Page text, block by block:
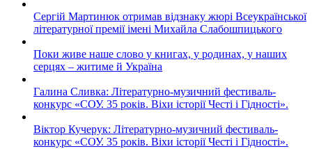
Сергій Мартинюк отримав відзнаку жюрі Всеукраїнської
літературної премії імені Михайла Слабошпицького
Поки живе наше слово у книгах, у родинах, у наших
серцях – житиме й Україна
Галина Сливка: Літературно-музичний фестиваль-
конкурс «СОУ. 35 років. Віхи історії Честі і Гідності».
Віктор Кучерук: Літературно-музичний фестиваль-
конкурс «СОУ. 35 років. Віхи історії Честі і Гідності».